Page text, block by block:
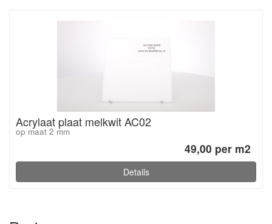
Acrylaat plaat melkwit AC02
op maat 2 mm
49,00 per m2
Details